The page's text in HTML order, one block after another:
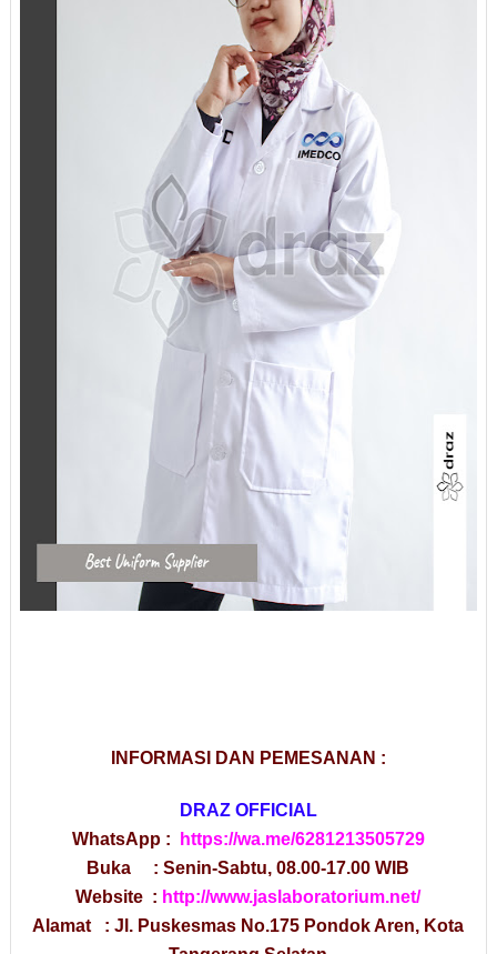
INFORMASI DAN PEMESANAN :
DRAZ OFFICIAL
WhatsApp :
https://wa.me/6281213505729
Buka : Senin-Sabtu, 08.00-17.00 WIB
Website : http://www.jaslaboratorium.net/
Alamat : Jl. Puskesmas No.175 Pondok Aren, Kota